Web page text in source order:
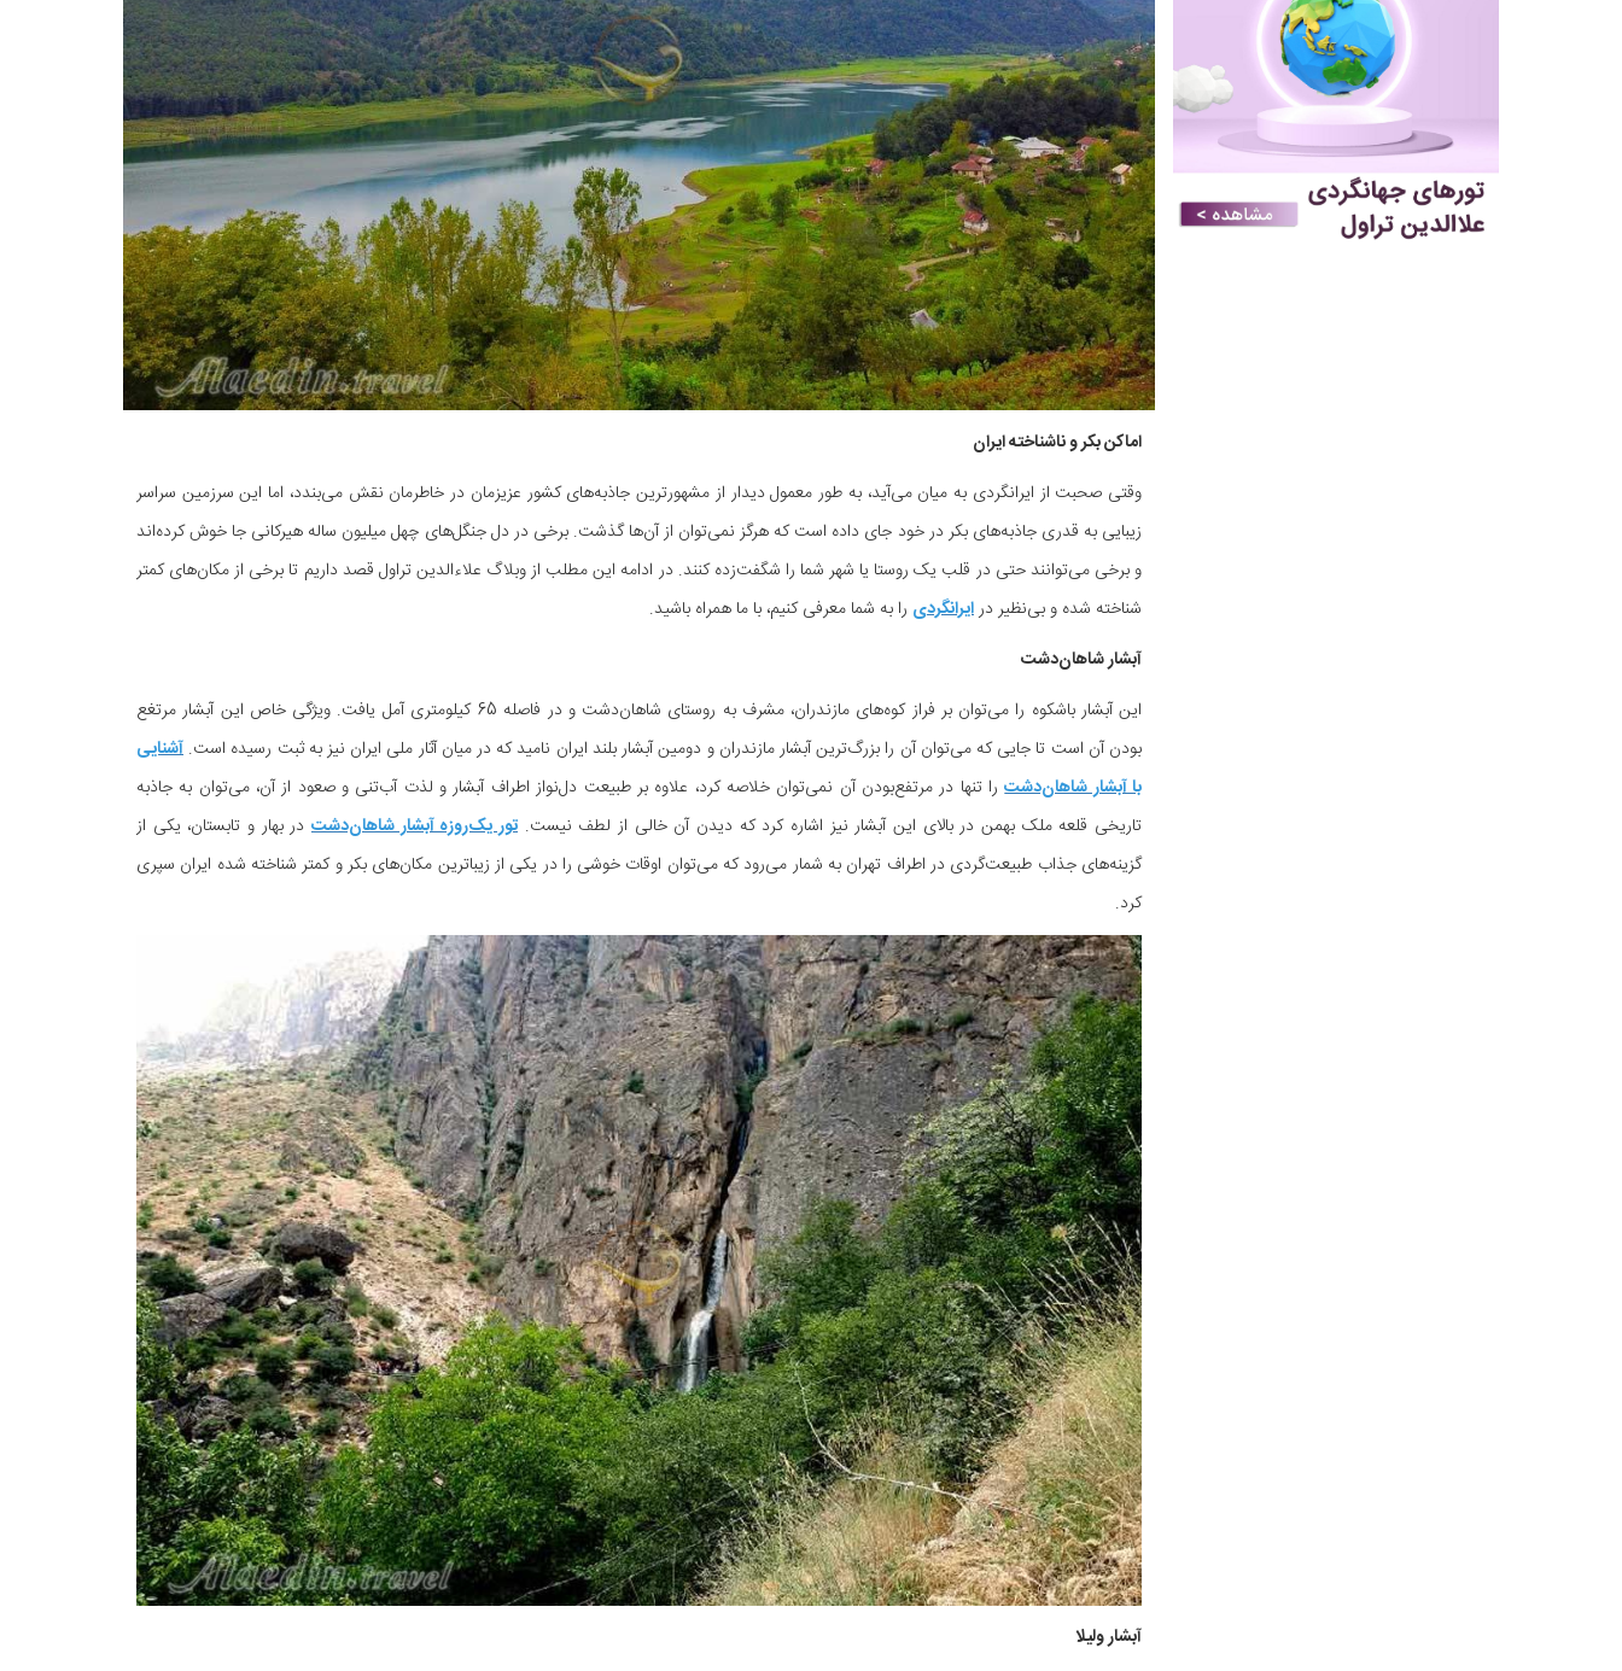
اماکن بکر و ناشناخته ایران
وقتی صحبت از ایرانگردی به میان می‌آید، به طور معمول دیدار از مشهورترین جاذبه‌های کشور عزیزمان در خاطرمان نقش می‌بندد، اما این سرزمین سراسر
زیبایی به قدری جاذبه‌های بکر در خود جای داده است که هرگز نمی‌توان از آن‌ها گذشت. برخی در دل جنگل‌های چهل میلیون ساله هیرکانی جا خوش کرده‌اند
و برخی می‌توانند حتی در قلب یک روستا یا شهر شما را شگفت‌زده کنند. در ادامه این مطلب از وبلاگ علاءالدین تراول قصد داریم تا برخی از مکان‌های کمتر
شناخته شده و بی‌نظیر درایرانگردی را به شما معرفی کنیم، با ما همراه باشید.
آبشار شاهان‌دشت
این آبشار باشکوه را می‌توان بر فراز کوه‌های مازندران، مشرف به روستای شاهان‌دشت و در فاصله 65 کیلومتری آمل یافت. ویژگی خاص این آبشار مرتغع
بودن آن است تا جایی که می‌توان آن را بزرگ‌ترین آبشار مازندران و دومین آبشار بلند ایران نامید که در میان آثار ملی ایران نیز به ثبت رسیده است. آشنایی
با آبشار شاهان‌دشترا تنها در مرتفع‌بودن آن نمی‌توان خلاصه کرد، علاوه بر طبیعت دل‌نواز اطراف آبشار و لذت آب‌تنی و صعود از آن، می‌توان به جاذبه
تاریخی قلعه ملک بهمن در بالای این آبشار نیز اشاره کرد که دیدن آن خالی از لطف نیست. تور یک‌روزه آبشار شاهان‌دشت در بهار و تابستان، یکی از
گزینه‌های جذاب طبیعت‌گردی در اطراف تهران به شمار می‌رود که می‌توان اوقات خوشی را در یکی از زیباترین مکان‌های بکر و کمتر شناخته شده ایران سپری
کرد.
آبشار ولیلا